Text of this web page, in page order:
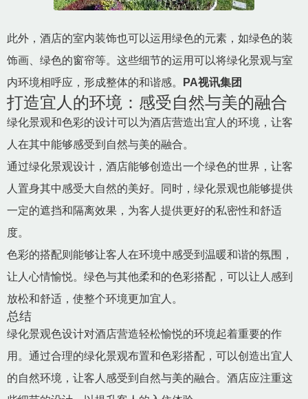
此外，酒店的室内装饰也可以运用绿色的元素，如绿色的装
饰画、绿色的窗帘等。这些细节的运用可以将绿化景观与室
内环境相呼应，形成整体的和谐感。
PA视讯集团
打造宜人的环境：感受自然与美的融合
绿化景观和色彩的设计可以为酒店营造出宜人的环境，让客
人在其中能够感受到自然与美的融合。
通过绿化景观设计，酒店能够创造出一个绿色的世界，让客
人置身其中感受大自然的美好。同时，绿化景观也能够提供
一定的遮挡和隔离效果，为客人提供更好的私密性和舒适
度。
色彩的搭配则能够让客人在环境中感受到温暖和谐的氛围，
让人心情愉悦。绿色与其他柔和的色彩搭配，可以让人感到
放松和舒适，使整个环境更加宜人。
总结
绿化景观色设计对酒店营造轻松愉悦的环境起着重要的作
用。通过合理的绿化景观布置和色彩搭配，可以创造出宜人
的自然环境，让客人感受到自然与美的融合。酒店应注重这